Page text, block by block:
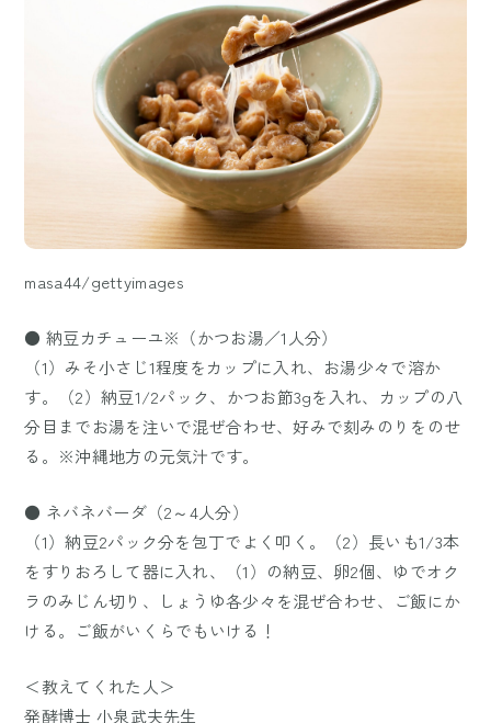
masa44/gettyimages
● 納豆カチューユ※（かつお湯／1人分）
（1）みそ小さじ1程度をカップに入れ、お湯少々で溶か
す。（2）納豆1/2パック、かつお節3gを入れ、カップの八
分目までお湯を注いで混ぜ合わせ、好みで刻みのりをのせ
る。※沖縄地方の元気汁です。
● ネバネバーダ（2～4人分）
（1）納豆2パック分を包丁でよく叩く。（2）長いも1/3本
をすりおろして器に入れ、（1）の納豆、卵2個、ゆでオク
ラのみじん切り、しょうゆ各少々を混ぜ合わせ、ご飯にか
ける。ご飯がいくらでもいける！
＜教えてくれた人＞
発酵博士 小泉武夫先生